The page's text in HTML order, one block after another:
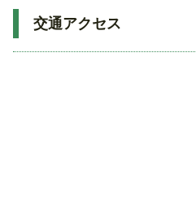
交通アクセス